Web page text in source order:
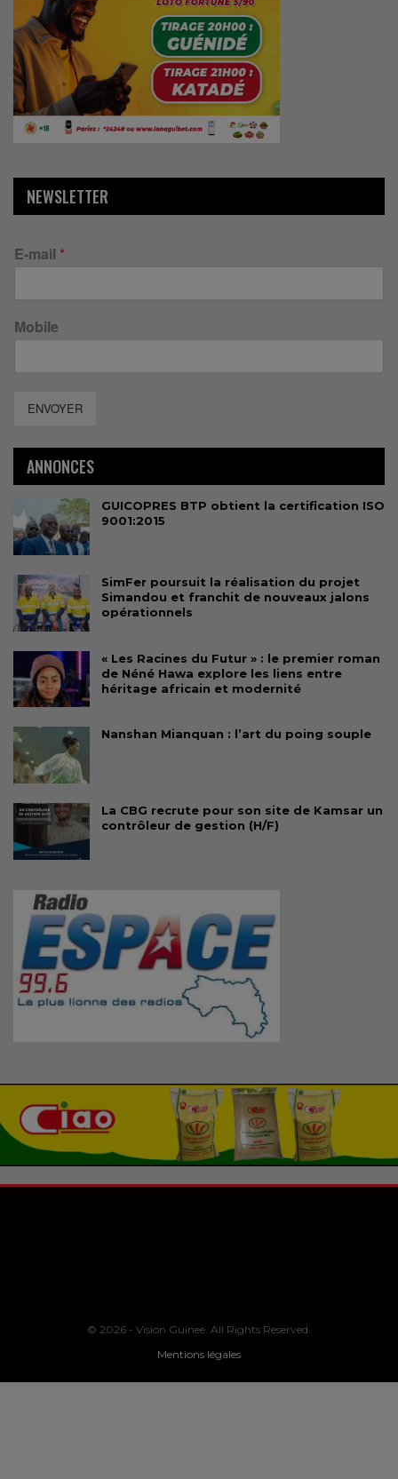
NEWSLETTER
E-mail *
Mobile
ENVOYER
ANNONCES
GUICOPRES BTP obtient la certification ISO
9001:2015
SimFer poursuit la réalisation du projet
Simandou et franchit de nouveaux jalons
opérationnels
« Les Racines du Futur » : le premier roman
de Néné Hawa explore les liens entre
héritage africain et modernité
Nanshan Mianquan : l’art du poing souple
La CBG recrute pour son site de Kamsar un
contrôleur de gestion (H/F)
© 2026 - Vision Guinee. All Rights Reserved.
Mentions légales